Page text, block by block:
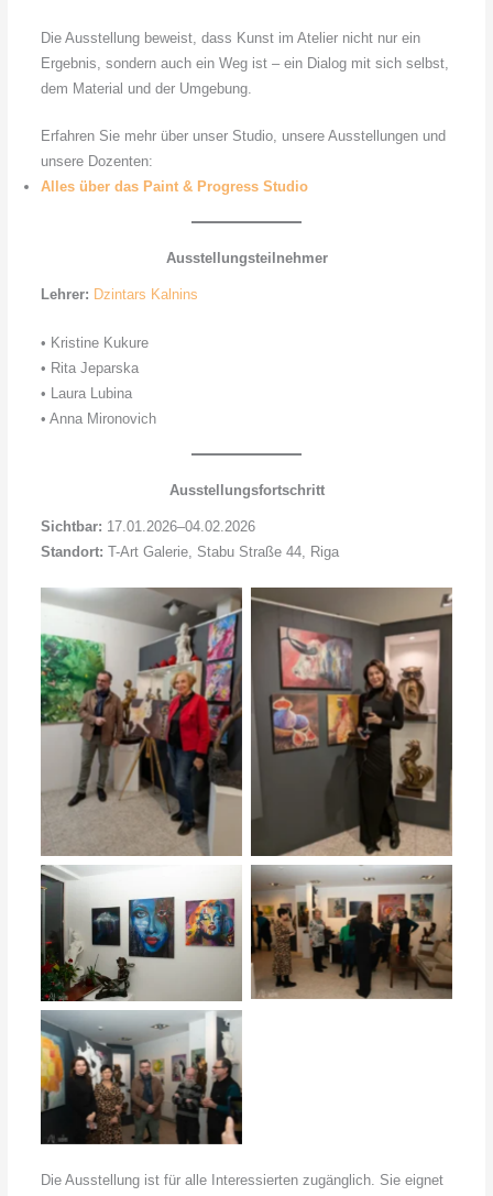
Die Ausstellung beweist, dass Kunst im Atelier nicht nur ein
Ergebnis, sondern auch ein Weg ist – ein Dialog mit sich selbst,
dem Material und der Umgebung.
Erfahren Sie mehr über unser Studio, unsere Ausstellungen und
unsere Dozenten:
Alles über das Paint & Progress Studio
Ausstellungsteilnehmer
Lehrer: Dzintars Kalnins
• Kristine Kukure
• Rita Jeparska
• Laura Lubina
• Anna Mironovich
Ausstellungsfortschritt
Sichtbar: 17.01.2026–04.02.2026
Standort: T-Art Galerie, Stabu Straße 44, Riga
Keine Bildunterschrift Keine Bildunterschrift
Keine Bildunterschrift Keine Bildunterschrift
Keine Bildunterschrift
Die Ausstellung ist für alle Interessierten zugänglich. Sie eignet